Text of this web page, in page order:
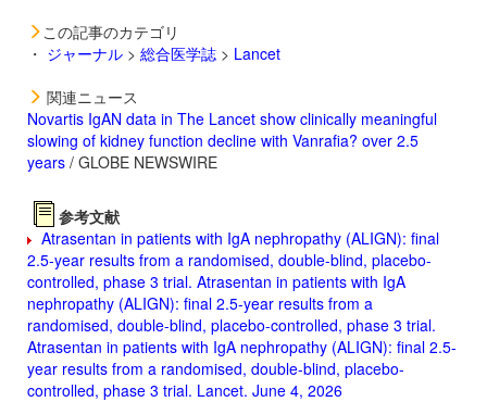
この記事のカテゴリ
・ ジャーナル > 総合医学誌 > Lancet
関連ニュース
Novartis IgAN data in The Lancet show clinically meaningful
slowing of kidney function decline with Vanrafia? over 2.5
years / GLOBE NEWSWIRE
参考文献
Atrasentan in patients with IgA nephropathy (ALIGN): final
2.5-year results from a randomised, double-blind, placebo-
controlled, phase 3 trial. Atrasentan in patients with IgA
nephropathy (ALIGN): final 2.5-year results from a
randomised, double-blind, placebo-controlled, phase 3 trial.
Atrasentan in patients with IgA nephropathy (ALIGN): final 2.5-
year results from a randomised, double-blind, placebo-
controlled, phase 3 trial. Lancet. June 4, 2026